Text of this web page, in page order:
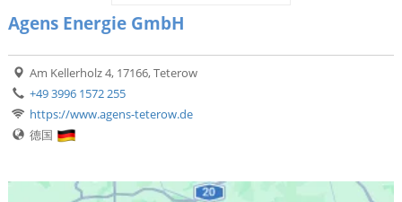
Agens Energie GmbH
Am Kellerholz 4, 17166, Teterow
+49 3996 1572 255
https://www.agens-teterow.de
德国